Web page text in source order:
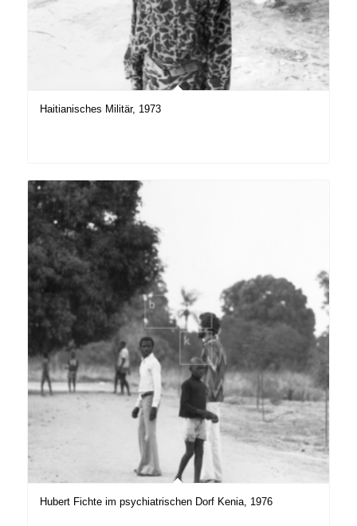
Haitianisches Militär, 1973
Hubert Fichte im psychiatrischen Dorf Kenia, 1976